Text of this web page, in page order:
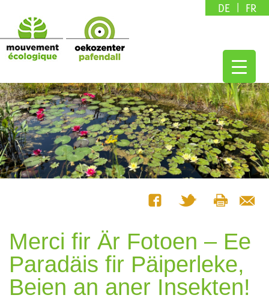
DE FR
Merci fir Är Fotoen – Ee
Paradäis fir Päiperleke,
Beien an aner Insekten!